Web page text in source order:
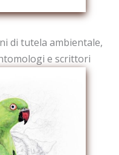
di tutela ambientale,
e scrittori